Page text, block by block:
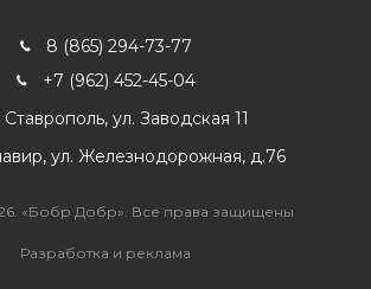
8 (865) 294-73-77
+7 (962) 452-45-04
Ставрополь, ул. Заводская 11
ул. Железнодорожная, д.76
«Бобр Добр». Все права защищены
Разработка и реклама